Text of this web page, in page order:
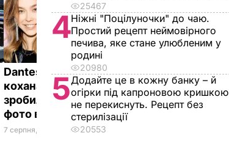
Dantes і його нова
кохана Неправда
зробили романтичне
фото в ліфті втрьох
7 серпня, 10.20 БУЛЬВАР
П'ять хвилин – і
хрусткі гарячі
бутерброди з
тягучим сиром
25467
4Ніжні "Поцілуночки" до чаю.
Простий рецепт неймовірного
печива, яке стане улюбленим у
родині
20980
5Додайте це в кожну банку – й
огірки під капроновою кришкою
не перекиснуть. Рецепт без
стерилізації
20553